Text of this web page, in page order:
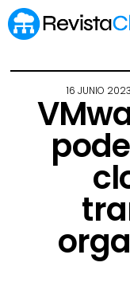
16 JUNIO 2023